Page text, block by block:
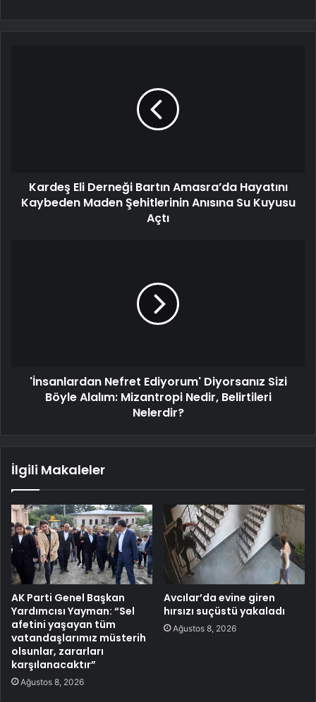
Kardeş Eli Derneği Bartın Amasra’da Hayatını
Kaybeden Maden Şehitlerinin Anısına Su Kuyusu
Açtı
'İnsanlardan Nefret Ediyorum' Diyorsanız Sizi
Böyle Alalım: Mizantropi Nedir, Belirtileri
Nelerdir?
İlgili Makaleler
AK Parti Genel Başkan
Yardımcısı Yayman: “Sel
afetini yaşayan tüm
vatandaşlarımız müsterih
olsunlar, zararları
karşılanacaktır”
Ağustos 8, 2026
Avcılar’da evine giren
hırsızı suçüstü yakaladı
Ağustos 8, 2026